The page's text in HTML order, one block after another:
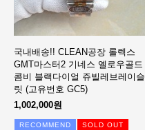
국내배송!! CLEAN공장 롤렉스
GMT마스터2 기네스 옐로우골드
콤비 블랙다이얼 쥬빌레브레이슬
릿 (고유번호 GC5)
1,002,000원
RECOMMEND SOLD OUT